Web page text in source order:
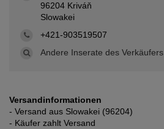
96204 Kriváň
Slowakei
+421-903519507
Andere Inserate des Verkäufers
Versandinformationen
- Versand aus Slowakei (96204)
- Käufer zahlt Versand